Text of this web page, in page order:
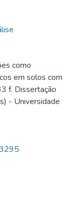
como
em solos com
f. Dissertação
- Universidade